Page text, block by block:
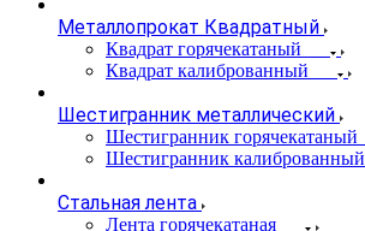
Металлопрокат Квадратный
Квадрат горячекатаный
Квадрат калиброванный
Шестигранник металлический
Шестигранник горячекатаный
Шестигранник калиброванный
Стальная лента
Лента горячекатаная